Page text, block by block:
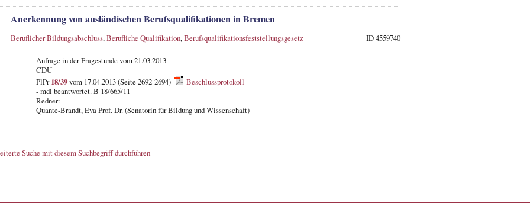
Anerkennung von ausländischen Berufsqualifikationen in Bremen
Beruflicher Bildungsabschluss,Berufliche Qualifikation,Berufsqualifikationsfeststellungsgesetz ID 4559740
Anfrage in der Fragestunde vom 21.03.2013
CDU
PlPr18/39vom 17.04.2013 (Seite 2692-2694)
Beschlussprotokoll
- mdl beantwortet. B 18/665/11
Redner:
Quante-Brandt, Eva Prof. Dr. (Senatorin für Bildung und Wissenschaft)
Suche mit diesem Suchbegriff durchführen